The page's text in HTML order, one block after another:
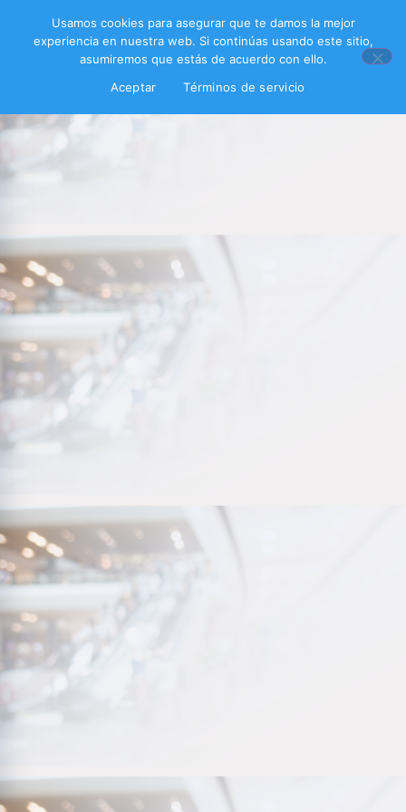
Usamos cookies para asegurar que te damos la mejor
experiencia en nuestra web. Si continúas usando este sitio,
asumiremos que estás de acuerdo con ello.
Aceptar
Términos de servicio